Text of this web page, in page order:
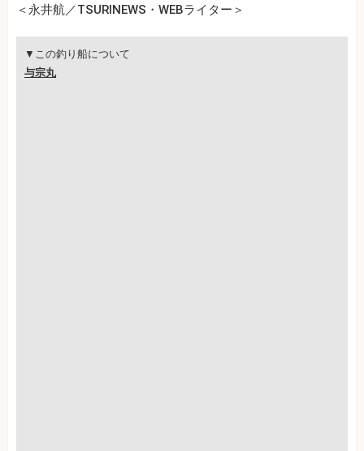
＜永井航／TSURINEWS・WEBライター＞
▼この釣り船について
与宗丸